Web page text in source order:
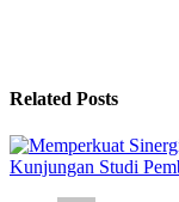
Related Posts